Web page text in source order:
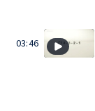
03:46